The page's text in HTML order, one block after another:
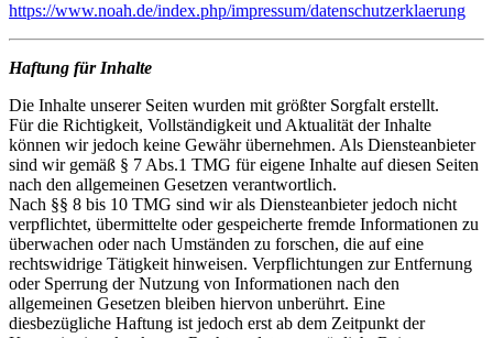
https://www.noah.de/index.php/impressum/datenschutzerklaerung
Haftung für Inhalte
Die Inhalte unserer Seiten wurden mit größter Sorgfalt erstellt.
Für die Richtigkeit, Vollständigkeit und Aktualität der Inhalte
können wir jedoch keine Gewähr übernehmen. Als Diensteanbieter
sind wir gemäß § 7 Abs.1 TMG für eigene Inhalte auf diesen Seiten
nach den allgemeinen Gesetzen verantwortlich.
Nach §§ 8 bis 10 TMG sind wir als Diensteanbieter jedoch nicht
verpflichtet, übermittelte oder gespeicherte fremde Informationen zu
überwachen oder nach Umständen zu forschen, die auf eine
rechtswidrige Tätigkeit hinweisen. Verpflichtungen zur Entfernung
oder Sperrung der Nutzung von Informationen nach den
allgemeinen Gesetzen bleiben hiervon unberührt. Eine
diesbezügliche Haftung ist jedoch erst ab dem Zeitpunkt der